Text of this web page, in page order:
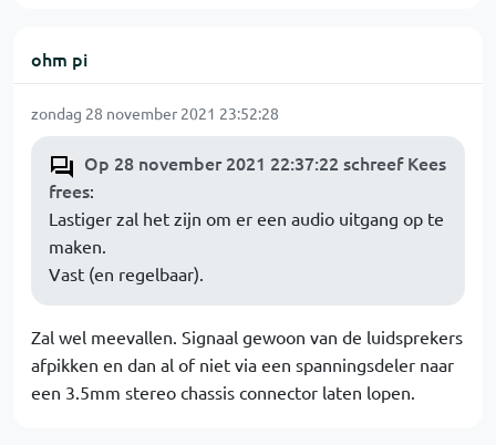
ohm pi
zondag 28 november 2021 23:52:28
Op 28 november 2021 22:37:22 schreef Kees
frees:
Lastiger zal het zijn om er een audio uitgang op te
maken.
Vast (en regelbaar).
Zal wel meevallen. Signaal gewoon van de luidsprekers
afpikken en dan al of niet via een spanningsdeler naar
een 3.5mm stereo chassis connector laten lopen.